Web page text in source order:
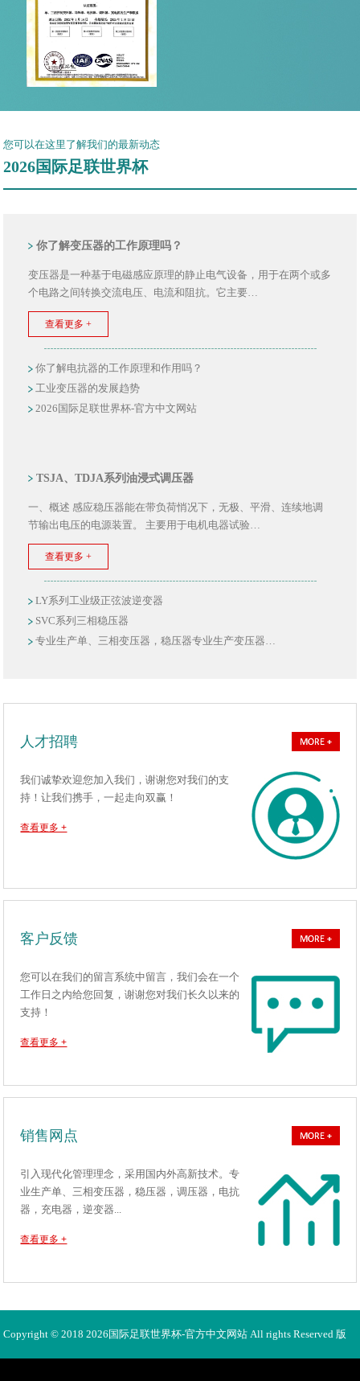
您可以在这里了解我们的最新动态
2026国际足联世界杯
你了解变压器的工作原理吗？
变压器是一种基于电磁感应原理的静止电气设备，用于在两个或多
个电路之间转换交流电压、电流和阻抗。它主要…
查看更多 +
你了解电抗器的工作原理和作用吗？
工业变压器的发展趋势
2026国际足联世界杯-官方中文网站
TSJA、TDJA系列油浸式调压器
一、概述 感应稳压器能在带负荷悄况下，无极、平滑、连续地调
节输出电压的电源装置。 主要用于电机电器试验…
查看更多 +
LY系列工业级正弦波逆变器
SVC系列三相稳压器
专业生产单、三相变压器，稳压器专业生产变压器…
人才招聘
我们诚挚欢迎您加入我们，谢谢您对我们的支
持！让我们携手，一起走向双赢！
查看更多 +
客户反馈
您可以在我们的留言系统中留言，我们会在一个
工作日之内给您回复，谢谢您对我们长久以来的
支持！
查看更多 +
销售网点
引入现代化管理理念，采用国内外高新技术。专
业生产单、三相变压器，稳压器，调压器，电抗
器，充电器，逆变器...
查看更多 +
Copyright © 2018 2026国际足联世界杯-官方中文网站 All rights Reserved 版